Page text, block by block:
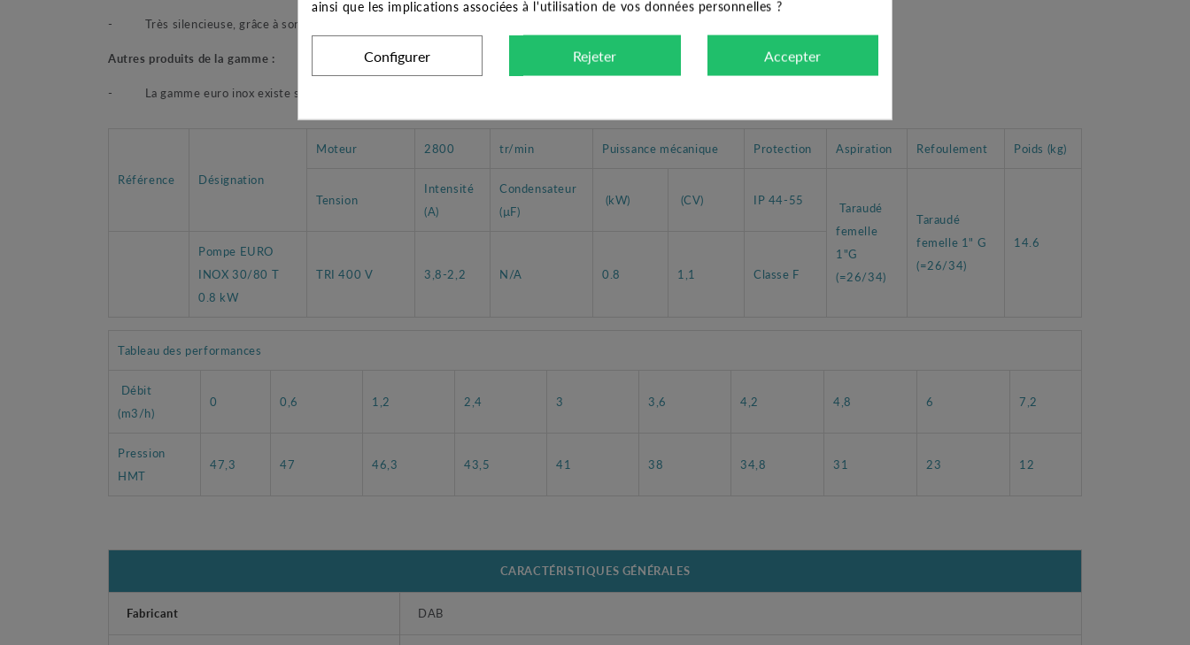
- Très silencieuse, grâce à son système multicellulaire, elle offre un haut rendement dans ses caractéristiques de pompage.
Autres produits de la gamme :
- La gamme euro inox existe sous différentes puissances et différentes tensions (triphasée ou monophasée).
Référence Désignation
Moteur 2800 tr/min Puissance mécanique Protection Aspiration Refoulement Poids (kg)
Tension
Intensité
(A)
Condensateur
(µF)
(kW) (CV) IP 44-55
Taraudé
femelle
1"G
(=26/34)
Taraudé
femelle 1" G
(=26/34)
14.6
Pompe EURO
INOX 30/80 T
0.8 kW
TRI 400 V 3,8-2,2 N/A 0.8 1,1 Classe F
Tableau des performances
Débit
(m3/h)
0 0,6 1,2 2,4 3 3,6 4,2 4,8 6 7,2
Pression
HMT
47,3 47 46,3 43,5 41 38 34,8 31 23 12
CARACTÉRISTIQUES GÉNÉRALES
Fabricant DAB
ainsi que les implications associées à l'utilisation de vos données personnelles ?
Configurer Rejeter Accepter